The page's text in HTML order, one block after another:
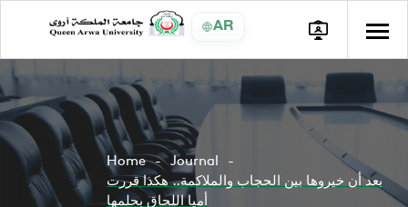
AR
Home
Journal
بعد أن خيروها بين الحجاب والملاكمة.. هكذا قررت
أميا اللحاق بحلمها